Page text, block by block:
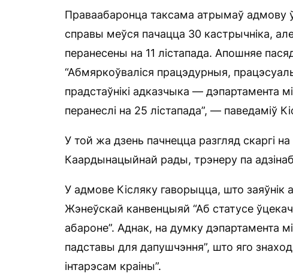
Праваабаронца таксама атрымаў адмову
справы меўся пачацца 30 кастрычніка,
перанесены на 11 лістапада. Апошняе
“Абмяркоўваліся працэдурныя,
прадстаўнікі адказчыка — дэпартамента
перанеслі на 25 лістапада”, — паведаміў
У той жа дзень пачнецца разгляд скаргі
Каардынацыйнай рады, трэнеру па
У адмове Кісляку гаворыцца, што
Жэнеўскай канвенцыяй “Аб статусе
абароне”. Аднак, на думку дэпартамента
падставы для дапушчэння”, што яго
інтарэсам краіны”.